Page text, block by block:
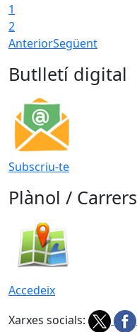
1
2
AnteriorSegüent
Butlletí digital
Subscriu-te
Plànol / Carrers
Accedeix
Xarxes socials: